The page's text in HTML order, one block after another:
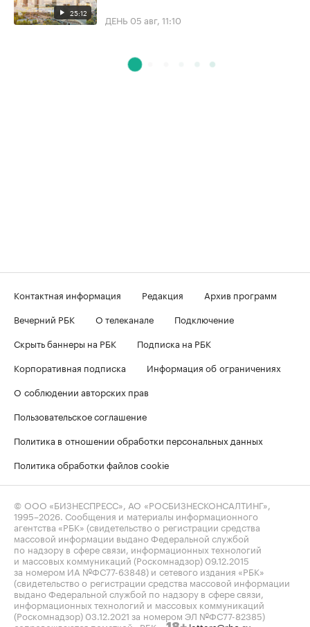
25:12 ДЕНЬ 05 авг, 11:10
Контактная информация Редакция
Архив программ
Вечерний РБК
О телеканале
Подключение
Скрыть баннеры на РБК
Подписка на РБК
Корпоративная подписка
Информация об ограничениях
О соблюдении авторских прав
Пользовательское соглашение
Политика в отношении обработки персональных данных
Политика обработки файлов cookie
© ООО «БИЗНЕСПРЕСС», АО «РОСБИЗНЕСКОНСАЛТИНГ»,
1995–2026 . Сообщения и материалы информационного
агентства «РБК» (свидетельство о регистрации средства
массовой информации выдано Федеральной службой
по надзору в сфере связи, информационных технологий
и массовых коммуникаций (Роскомнадзор) 09.12.2015
за номером ИА №ФС77-63848) и сетевого издания «РБК»
(свидетельство о регистрации средства массовой информации
выдано Федеральной службой по надзору в сфере связи,
информационных технологий и массовых коммуникаций
(Роскомнадзор) 03.12.2021 за номером ЭЛ №ФС77-82385)